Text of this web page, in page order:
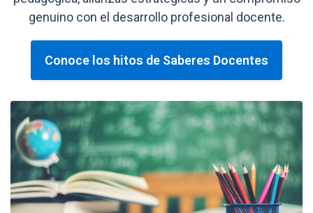
genuino con el desarrollo profesional docente.
Conoce los hitos de Saberes Docentes